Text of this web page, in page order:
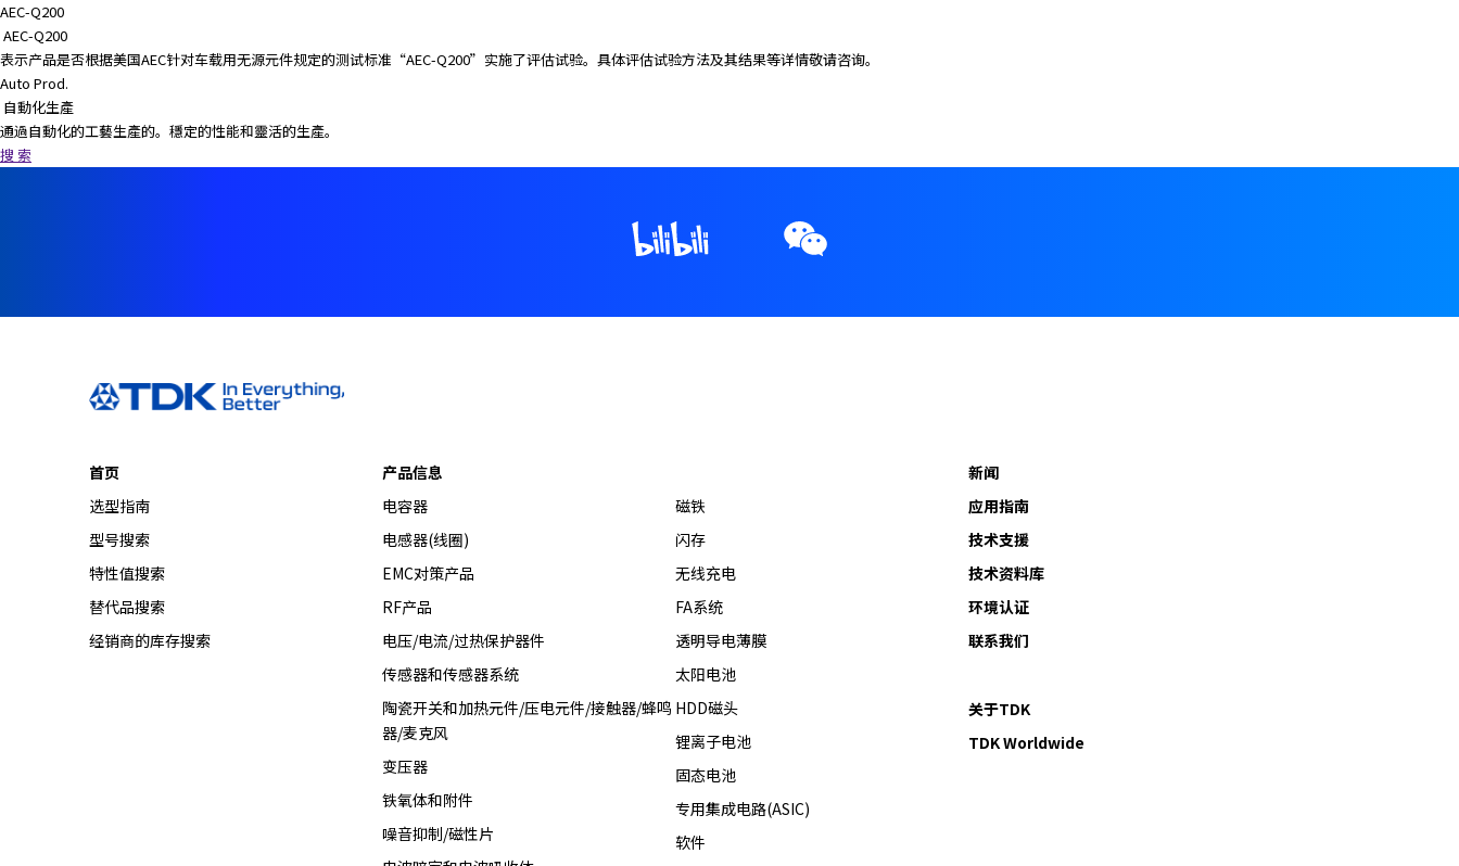
AEC-Q200
AEC-Q200
表示产品是否根据美国AEC针对车载用无源元件规定的测试标准“AEC-Q200”实施了评估试验。具体评估试验方法及其结果等详情敬请咨询。
Auto Prod.
自動化生產
通過自動化的工藝生產的。穩定的性能和靈活的生產。
搜 索
首页
选型指南
型号搜索
特性值搜索
替代品搜索
经销商的库存搜索
产品信息
电容器
电感器(线圈)
EMC对策产品
RF产品
电压/电流/过热保护器件
传感器和传感器系统
陶瓷开关和加热元件/压电元件/接触器/蜂鸣
器/麦克风
变压器
铁氧体和附件
噪音抑制/磁性片
磁铁
闪存
无线充电
FA系统
透明导电薄膜
太阳电池
HDD磁头
锂离子电池
固态电池
专用集成电路(ASIC)
软件
新闻
应用指南
技术支援
技术资料库
环境认证
联系我们
关于TDK
TDK Worldwide